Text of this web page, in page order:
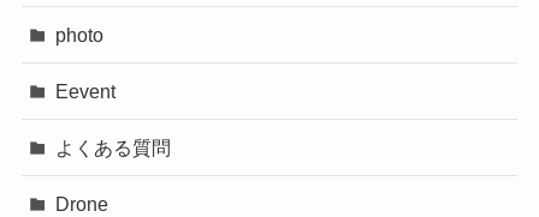
photo
Eevent
よくある質問
Drone